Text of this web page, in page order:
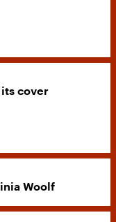
its cover
Woolf